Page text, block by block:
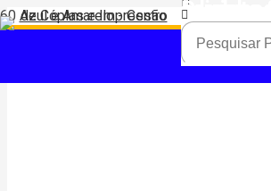
Produto
foi adicionado ao seu carrinho.